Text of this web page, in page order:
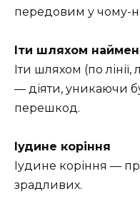
передовим у чому-
Іти шляхом
Іти шляхом (по
— діяти, уникаючи
перешкод.
Іудине коріння
Іудине коріння —
зрадливих.